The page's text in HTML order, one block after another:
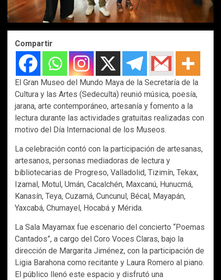
Compartir
El Gran Museo del Mundo Maya de la Secretaría de la
Cultura y las Artes (Sedeculta) reunió música, poesía,
jarana, arte contemporáneo, artesanía y fomento a la
lectura durante las actividades gratuitas realizadas con
motivo del Día Internacional de los Museos.
La celebración contó con la participación de artesanas,
artesanos, personas mediadoras de lectura y
bibliotecarias de Progreso, Valladolid, Tizimín, Tekax,
Izamal, Motul, Umán, Cacalchén, Maxcanú, Hunucmá,
Kanasín, Teya, Cuzamá, Cuncunul, Bécal, Mayapán,
Yaxcabá, Chumayel, Hocabá y Mérida.
La Sala Mayamax fue escenario del concierto “Poemas
Cantados”, a cargo del Coro Voces Claras, bajo la
dirección de Margarita Jiménez, con la participación de
Ligia Barahona como recitante y Laura Romero al piano.
El público llenó este espacio y disfrutó una